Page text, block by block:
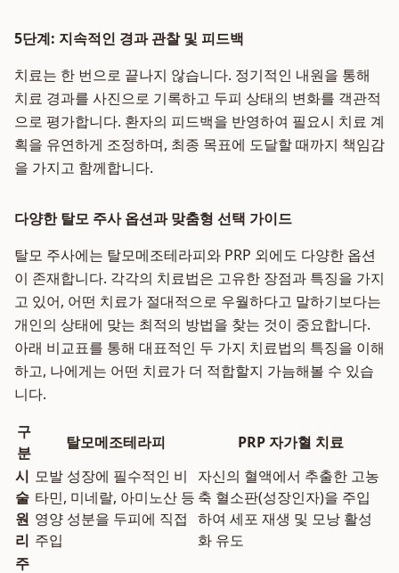
5단계: 지속적인 경과 관찰 및 피드백
치료는 한 번으로 끝나지 않습니다. 정기적인 내원을 통해
치료 경과를 사진으로 기록하고 두피 상태의 변화를 객관적
으로 평가합니다. 환자의 피드백을 반영하여 필요시 치료 계
획을 유연하게 조정하며, 최종 목표에 도달할 때까지 책임감
을 가지고 함께합니다.
다양한 탈모 주사 옵션과 맞춤형 선택 가이드
탈모 주사에는 탈모메조테라피와 PRP 외에도 다양한 옵션
이 존재합니다. 각각의 치료법은 고유한 장점과 특징을 가지
고 있어, 어떤 치료가 절대적으로 우월하다고 말하기보다는
개인의 상태에 맞는 최적의 방법을 찾는 것이 중요합니다.
아래 비교표를 통해 대표적인 두 가지 치료법의 특징을 이해
하고, 나에게는 어떤 치료가 더 적합할지 가늠해볼 수 있습
니다.
구
분
탈모메조테라피
PRP 자가혈 치료
시
술
원
리
모발 성장에 필수적인 비
타민, 미네랄, 아미노산 등
영양 성분을 두피에 직접
주입
자신의 혈액에서 추출한 고농
축 혈소판(성장인자)을 주입
하여 세포 재생 및 모낭 활성
화 유도
주